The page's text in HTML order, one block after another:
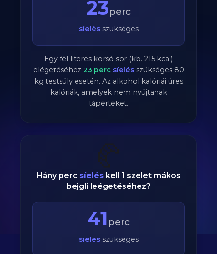
23perc
síelésszükséges
Egy fél literes korsó sör (kb. 215 kcal)
elégetéséhez 23 perc síelésszükséges 80
kg testsúly esetén. Az alkohol kalóriái üres
kalóriák, amelyek nem nyújtanak
tápértéket.
🥐
Hány perc síelés kell 1 szelet mákos
bejgli leégetéséhez?
41 perc
síelésszükséges